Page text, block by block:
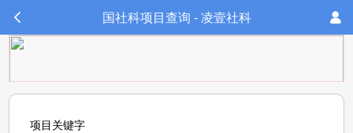
国社科项目查询 - 凌壹社科
项目关键字